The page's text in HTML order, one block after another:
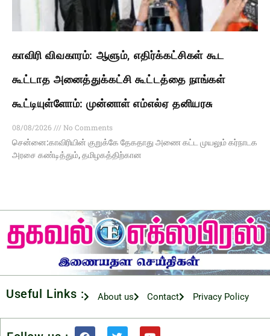
காவிரி விவகாரம்: ஆளும், எதிர்க்கட்சிகள் கூட
கூட்டாத அனைத்துக்கட்சி கூட்டத்தை நாங்கள்
கூட்டியுள்ளோம்: முன்னாள் எம்எல்ஏ தனியரசு
08/08/2026
No Comments
சென்னை:காவிரியின் குறுக்கே தேகதாது அணை கட்ட முயலும் கர்நாடக
அரசை கண்டித்தும், தமிழகத்திற்கான
Useful Links : About us Contact Privacy Policy